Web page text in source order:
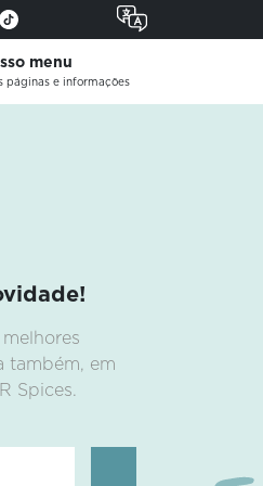
menu
páginas e informações
também, em
Spices.